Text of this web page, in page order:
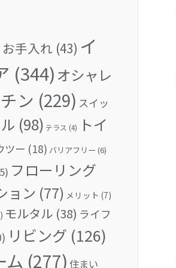
お手入れ (43) イ
(344) オシャレ
ン (229) スイッ
(98) テラス (4)
トイ
ツー (18) バリアフリー (6)
フローリング
ョン (77) メリット (7)
モルタル (38) ライフ
リビング (126)
ム (277) 住まい